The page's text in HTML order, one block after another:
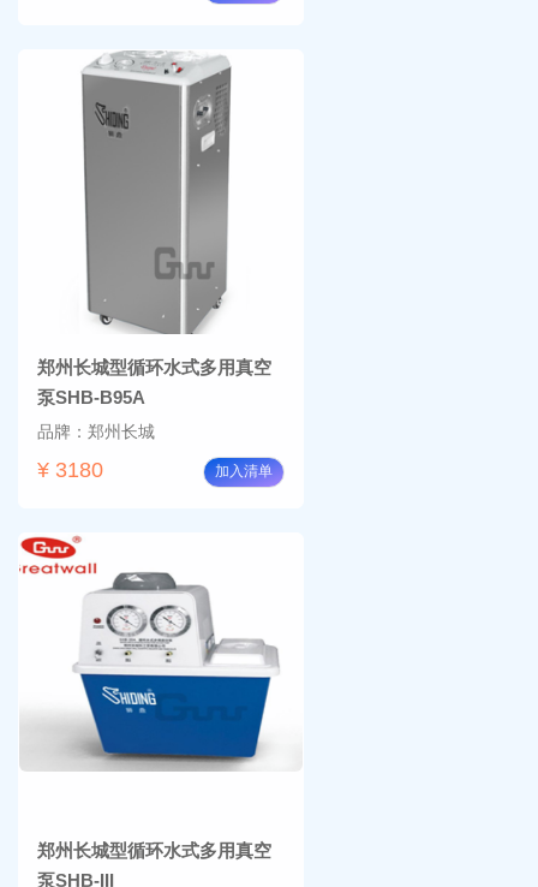
郑州长城型循环水式多用真空
泵SHB-B95A
品牌：郑州长城
¥ 3180 加入清单
郑州长城型循环水式多用真空
泵SHB-III